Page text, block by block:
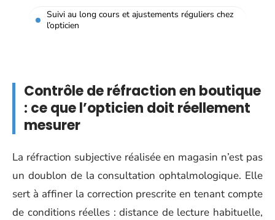
Suivi au long cours et ajustements réguliers chez
l’opticien
Contrôle de réfraction en boutique
: ce que l’opticien doit réellement
mesurer
La réfraction subjective réalisée en magasin n’est pas
un doublon de la consultation ophtalmologique. Elle
sert à affiner la correction prescrite en tenant compte
de conditions réelles : distance de lecture habituelle,